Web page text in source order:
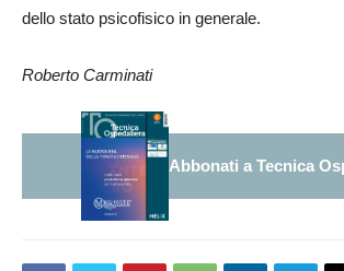
dello stato psicofisico in generale.
Roberto Carminati
Abbonati a Tecnica